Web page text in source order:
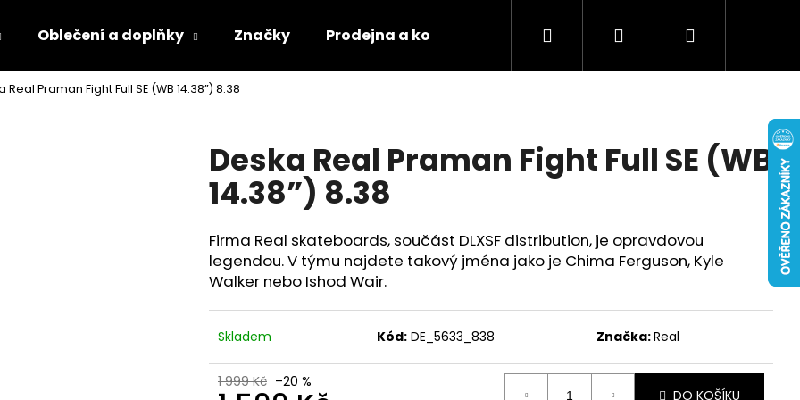
Oblečení a doplňky Značky Prodejna a kontakty Podporujeme Tabulky velikostí
Hledat PřihlášeníNákupní
Real Praman Fight Full SE (WB 14.38”) 8.38
Deska Real Praman Fight Full SE (WB
14.38”) 8.38
Firma Real skateboards, součást DLXSF distribution, je opravdovou
legendou. V týmu najdete takový jména jako je Chima Ferguson, Kyle
Walker nebo Ishod Wair.
Skladem Kód: DE_5633_838 Značka:Real
1 999 Kč –20 %
DO KOŠÍKU
Co potřebujete najít?
HLEDAT